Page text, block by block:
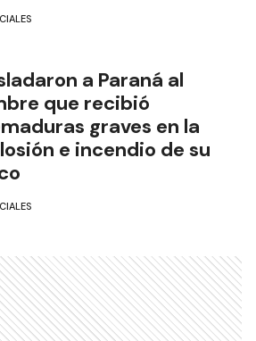
a Paraná al
que recibió
graves en la
e incendio de su